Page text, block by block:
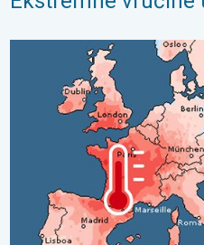
Oštri kontrasti u vremenu u